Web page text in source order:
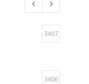
3407
3406